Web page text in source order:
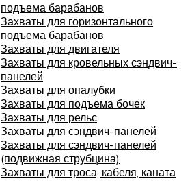
подъема барабанов
Захваты для горизонтального
подъема барабанов
Захваты для двигателя
Захваты для кровельных сэндвич-
панелей
Захваты для опалубки
Захваты для подъема бочек
Захваты для рельс
Захваты для сэндвич-панелей
Захваты для сэндвич-панелей
(подвижная струбцина)
Захваты для троса, кабеля, каната